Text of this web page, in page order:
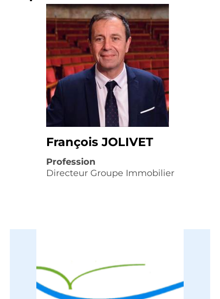
François JOLIVET
Profession
Directeur Groupe Immobilier